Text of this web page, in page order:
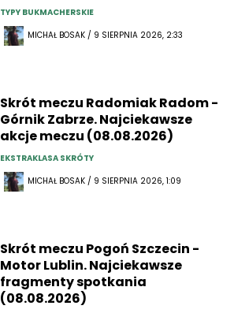
TYPY BUKMACHERSKIE
MICHAŁ BOSAK / 9 SIERPNIA 2026, 2:33
Skrót meczu Radomiak Radom -
Górnik Zabrze. Najciekawsze
akcje meczu (08.08.2026)
EKSTRAKLASA SKRÓTY
MICHAŁ BOSAK / 9 SIERPNIA 2026, 1:09
Skrót meczu Pogoń Szczecin -
Motor Lublin. Najciekawsze
fragmenty spotkania
(08.08.2026)